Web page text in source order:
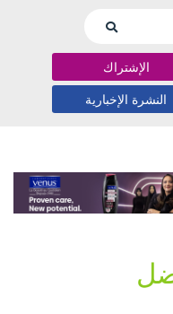
الإشتراك
النشرة الإخبارية